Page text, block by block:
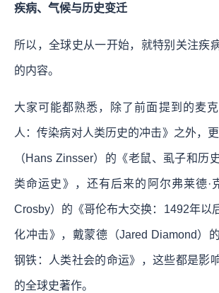
疾病、气候与历史变迁
所以，全球史从一开始，就特别关注疾
的内容。
大家可能都熟悉，除了前面提到的麦
人：传染病对人类历史的冲击》之外，
（Hans Zinsser）的《老鼠、虱子和历
类命运史》，还有后来的阿尔弗莱德·
Crosby）的《哥伦布大交换：1492年以
化冲击》，戴蒙德（Jared Diamond）
钢铁：人类社会的命运》，这些都是影
的全球史著作。